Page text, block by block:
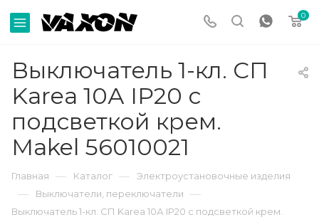
0
Выключатель 1-кл. СП
Karea 10А IP20 с
подсветкой крем.
Makel 56010021
Главная — Каталог — Электроустановочные изделия
— Выключатели, переключатели —
Выключатель 1-кл. СП Karea 10А IP20 с подсветкой крем.